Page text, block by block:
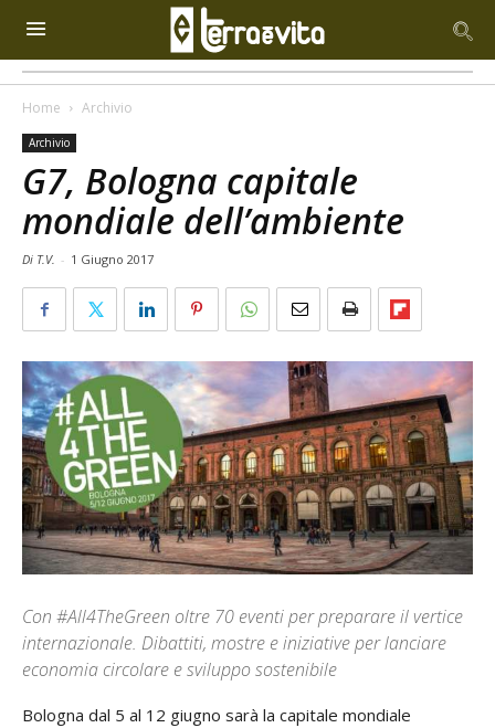
Home Archivio
Archivio
G7, Bologna capitale
mondiale dell’ambiente
Di T.V. - 1 Giugno 2017
Con #All4TheGreen oltre 70 eventi per preparare il vertice
internazionale. Dibattiti, mostre e iniziative per lanciare
economia circolare e sviluppo sostenibile
Bologna dal 5 al 12 giugno sarà la capitale mondiale